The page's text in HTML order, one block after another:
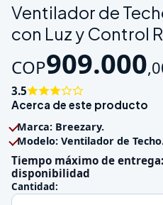
Ventilador de
con Luz y Control
COP909.000,
3.5
Acerca de este producto
Marca: Breezary.
Modelo: Ventilador de
Tiempo máximo de
disponibilidad
Cantidad: